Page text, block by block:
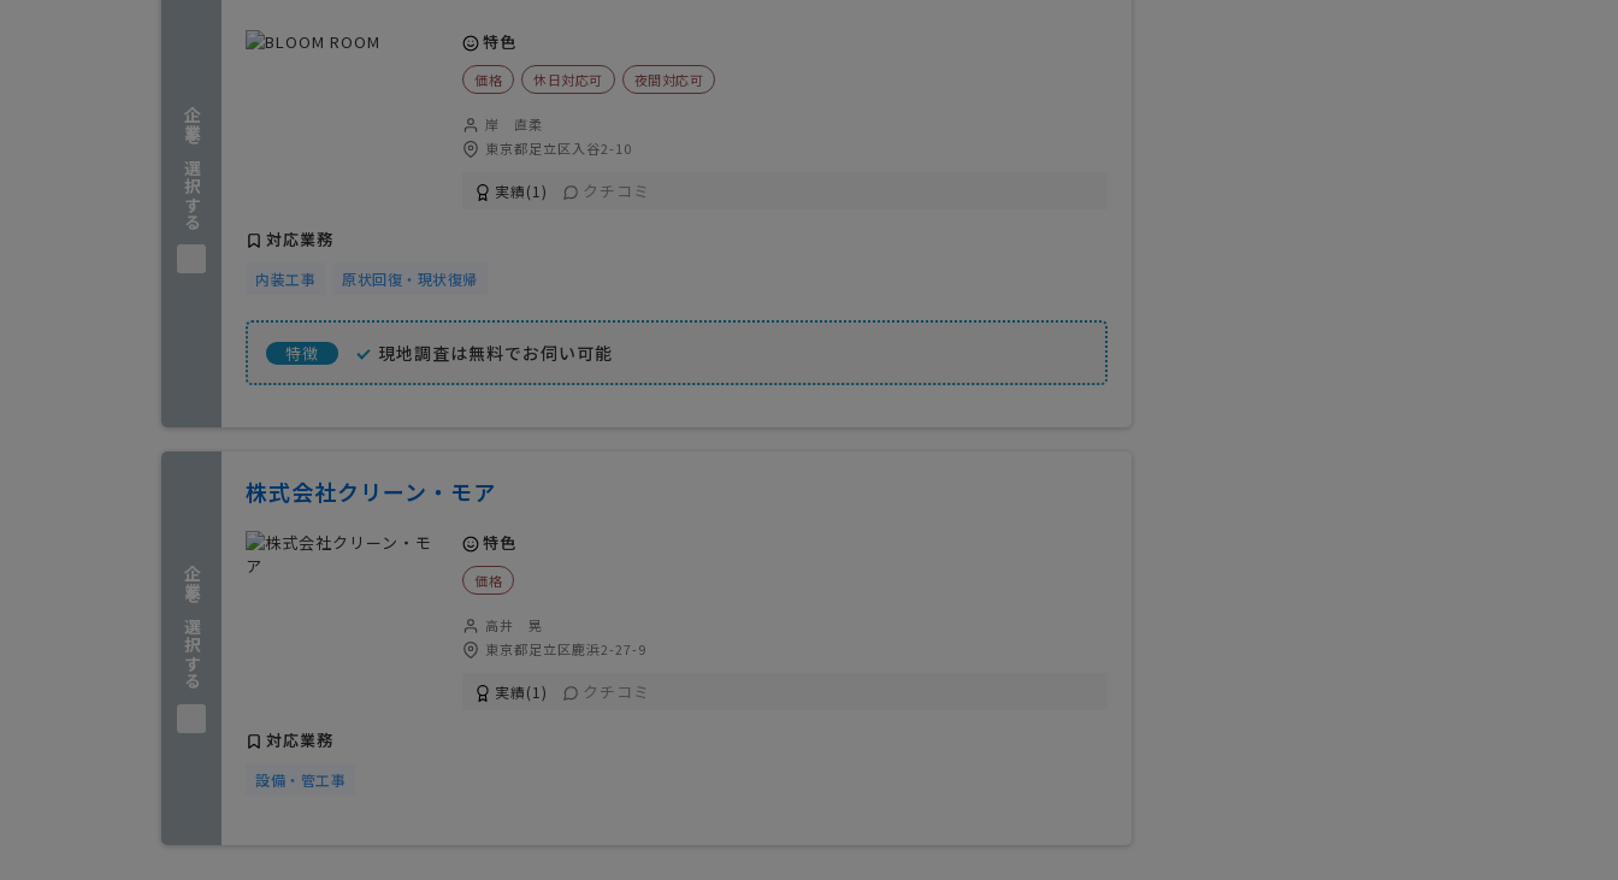
企業を選択する
特色
価格 休日対応可 夜間対応可
岸 直柔
東京都足立区入谷2-10
実績(1) クチコミ
対応業務
内装工事 原状回復・現状復帰
特徴 現地調査は無料でお伺い可能
企業を選択する
株式会社クリーン・モア
特色
価格
高井 晃
東京都足立区鹿浜2-27-9
実績(1) クチコミ
対応業務
設備・管工事